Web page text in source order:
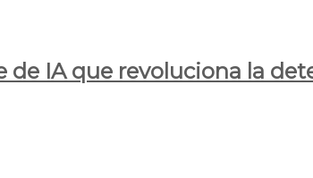
de IA que revoluciona la